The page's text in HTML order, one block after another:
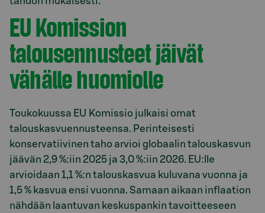
EU Komission
talousennusteet jäivät
vähälle huomiolle
Toukokuussa EU Komissio julkaisi omat
talouskasvuennusteensa. Perinteisesti
konservatiivinen taho arvioi globaalin talouskasvun
jäävän 2,9 %:iin 2025 ja 3,0 %:iin 2026. EU:lle
arvioidaan 1,1 %:n talouskasvua kuluvana vuonna ja
1,5 % kasvua ensi vuonna. Samaan aikaan inflaation
nähdään laantuvan keskuspankin tavoitteeseen